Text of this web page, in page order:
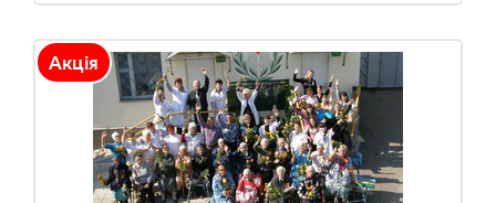
Акція